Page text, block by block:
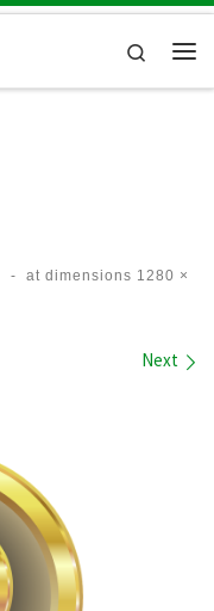
Search
- at dimensions 1280 ×
Next